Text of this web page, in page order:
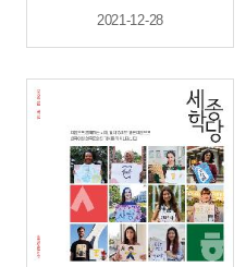
2021-12-28